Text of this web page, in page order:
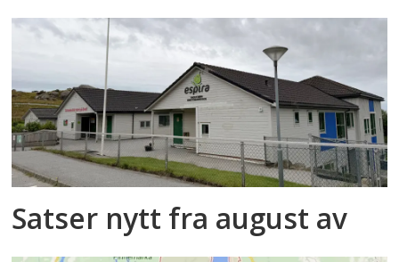
Satser nytt fra august av